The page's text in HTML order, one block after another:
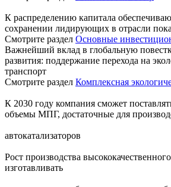
К распределению капитала
сохранении лидирующих в отрасли
Смотрите раздел Основные
Важнейший вклад в глобальную
развития: поддержание перехода на
транспорт
Смотрите раздел Комплексная
К 2030 году компания сможет
объемы МПГ, достаточные для
автокатализаторов
Рост производства
изготавливать